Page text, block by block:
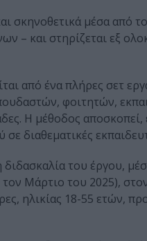
σκηνοθετικά μέσα από
– και στηρίζεται εξ
από ένα πλήρες σετ
φοιτητών,
Η μέθοδος
διαθεματικές
του έργου,
Μάρτιο του 2025),
ηλικίας 18-55 ετών,